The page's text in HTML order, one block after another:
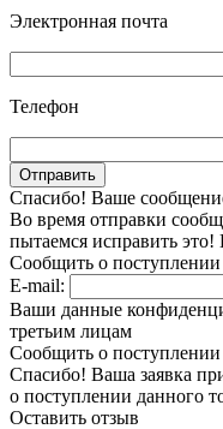
Электронная почта
Телефон
Спасибо! Ваше
Во время отправки
пытаемся исправить
Сообщить о поступлении
E-mail:
Ваши данные
третьим лицам
Сообщить о поступлении
Спасибо! Ваша заявка
о поступлении данного
Оставить отзыв